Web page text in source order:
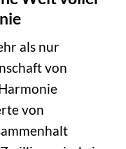
als nur
von
von